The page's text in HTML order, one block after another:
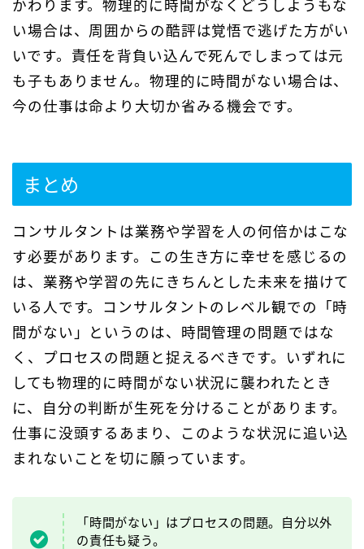
かわります。物理的に時間がなくどうしようもな
い場合は、周囲からの酷評は覚悟で逃げた方がい
いです。責任を背負い込んで死んでしまっては元
も子もありません。物理的に時間がない場合は、
今の仕事は命より大切か省みる機会です。
まとめ
コンサルタントは業務や学習を人の何倍かはこな
す必要があります。この生き方に幸せを感じるの
は、業務や学習の先にきちんとした未来を描けて
いる人です。コンサルタントのレベル観での「時
間がない」というのは、時間管理の問題ではな
く、プロセスの問題と捉えるべきです。いずれに
しても物理的に時間がない状況に襲われたとき
に、自分の判断が生死を分けることがあります。
仕事に没頭するあまり、このような状況に追い込
まれないことを切に願っています。
「時間がない」はプロセスの問題。自分以外
の責任も疑う。